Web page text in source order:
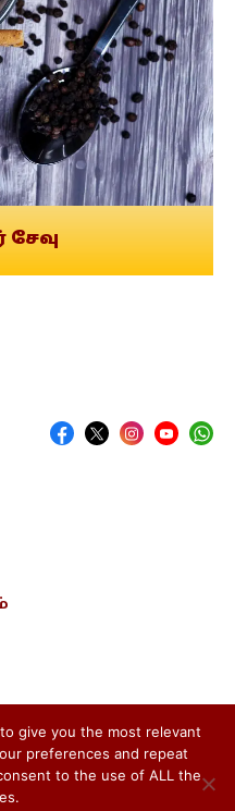
சேவு
Policy .
give you the most relevant
preferences and repeat
to the use of ALL the